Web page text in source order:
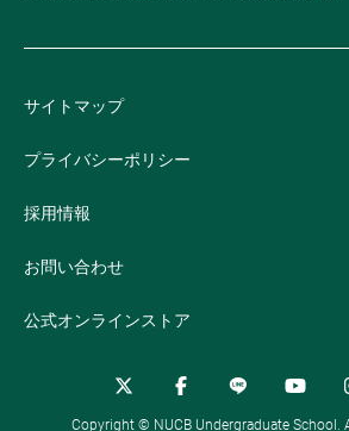
サイトマップ
プライバシーポリシー
採用情報
お問い合わせ
公式オンラインストア
Copyright © NUCB Undergraduate School.